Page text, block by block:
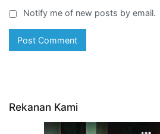
Notify me of new posts by email.
Rekanan Kami